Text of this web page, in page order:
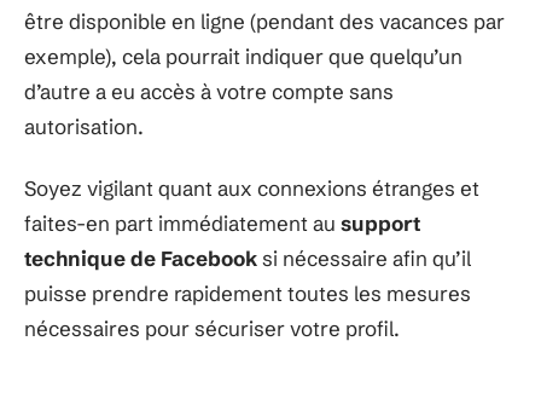
être disponible en ligne (pendant des vacances par
exemple), cela pourrait indiquer que quelqu’un
d’autre a eu accès à votre compte sans
autorisation.
Soyez vigilant quant aux connexions étranges et
faites-en part immédiatement au support
technique de Facebooksi nécessaire afin qu’il
puisse prendre rapidement toutes les mesures
nécessaires pour sécuriser votre profil.